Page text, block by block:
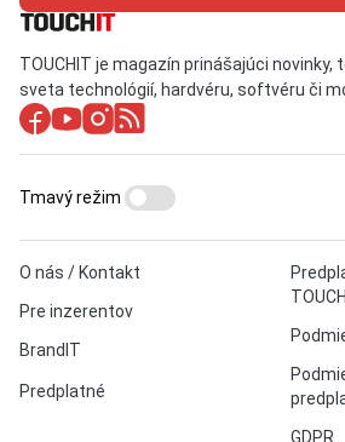
TOUCHIT je magazín prinášajúci novinky,
sveta technológií, hardvéru, softvéru či
O nás / Kontakt
Pre inzerentov
BrandIT
Predplatné
GDPR
Tmavý režim